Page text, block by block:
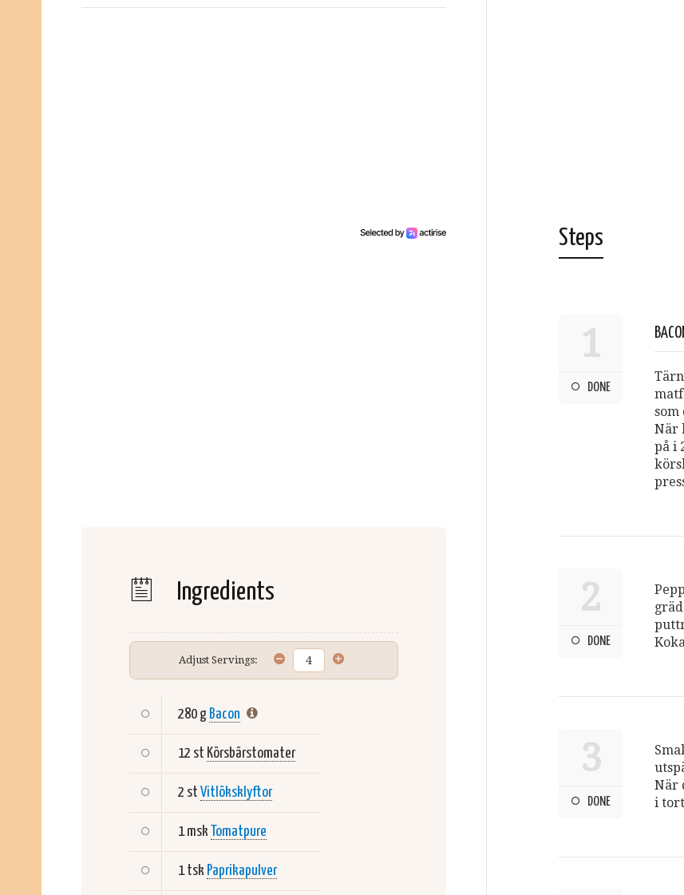
Ingredients
Adjust Servings:
280 g Bacon
12 st Körsbärstomater
2 st Vitlöksklyftor
1 msk Tomatpure
1 tsk Paprikapulver
Steps
1
DONE
som
När
på i
2
DONE
3
DONE
När
i